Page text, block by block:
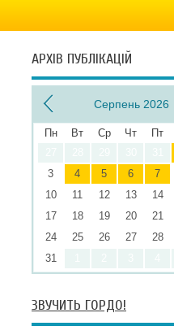
АРХІВ ПУБЛІКАЦІЙ
Серпень 2026
Пн Вт Ср Чт Пт
3
4 5 6 7
10
11 12 13 14
17
18 19 20 21
24
25 26 27 28
31
ЗВУЧИТЬ ГОРДО!